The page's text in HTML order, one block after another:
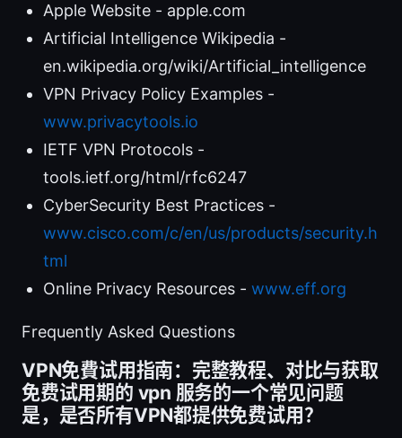
Apple Website - apple.com
Artificial Intelligence Wikipedia -
en.wikipedia.org/wiki/Artificial_intelligence
VPN Privacy Policy Examples -
www.privacytools.io
IETF VPN Protocols -
tools.ietf.org/html/rfc6247
CyberSecurity Best Practices -
www.cisco.com/c/en/us/products/security.h
tml
Online Privacy Resources - www.eff.org
Frequently Asked Questions
VPN免費试用指南：完整教程、对比与获取
免费试用期的 vpn 服务的一个常见问题
是，是否所有VPN都提供免费试用？